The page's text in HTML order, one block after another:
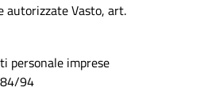
autorizzate Vasto, art.
personale imprese
94